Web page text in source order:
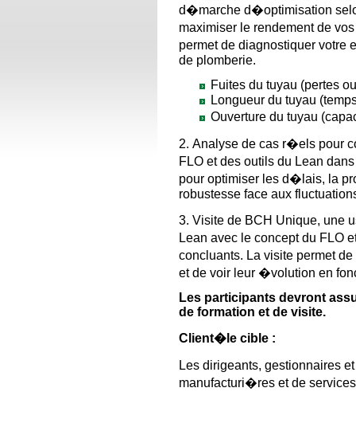
d�marche d�optimisation
maximiser le rendement de
permet de diagnostiquer
de plomberie.
Fuites du tuyau (pertes
Longueur du tuyau
Ouverture du tuyau
2. Analyse de cas r�els pour
FLO et des outils du Lean
pour optimiser les d�lais, la
robustesse face aux
3. Visite de BCH Unique, une
Lean avec le concept du FLO
concluants. La visite permet
et de voir leur �volution en
Les participants devront
de formation et de visite.
Client�le cible :
Les dirigeants, gestionnaires
manufacturi�res et de